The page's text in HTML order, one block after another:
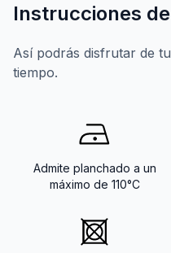
Instrucciones
Así podrás disfrutar de
tiempo.
Admite planchado a un
máximo de 110°C